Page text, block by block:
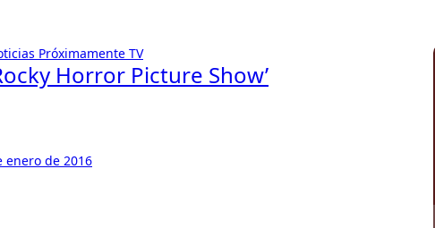
Próximamente TV
Horror Picture Show’
enero de 2016